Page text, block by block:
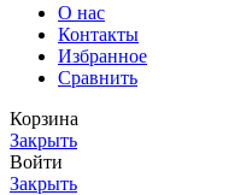
О нас
Контакты
Избранное
Сравнить
Корзина
Закрыть
Войти
Закрыть